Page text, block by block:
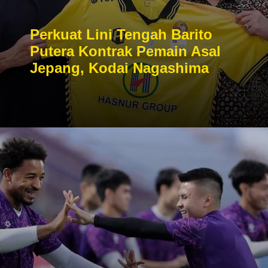
Perkuat Lini Tengah Barito
Putera Kontrak Pemain Asal
Jepang, Kodai Nagashima